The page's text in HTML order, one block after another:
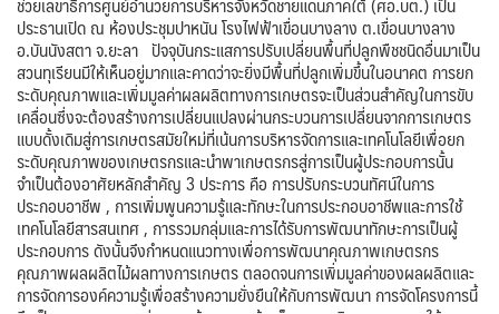
ประธานเปิด ณ ห้องประชุมปาหนัน โรงไฟฟ้าเขื่อนบางลาง ต.เขื่อนบางลาง
อ.บันนังสตา จ.ยะลา ปัจจุบันกระแสการปรับเปลี่ยนพื้นที่ปลูกพืชชนิดอื่นมาเป็น
สวนทุเรียนมีให้เห็นอยู่มากและคาดว่าจะยิ่งมีพื้นที่ปลูกเพิ่มขึ้นในอนาคต การยก
ระดับคุณภาพและเพิ่มมูลค่าผลผลิตทางการเกษตรจะเป็นส่วนสำคัญในการขับ
เคลื่อนซึ่งจะต้องสร้างการเปลี่ยนแปลงผ่านกระบวนการเปลี่ยนจากการเกษตร
แบบดั้งเดิมสู่การเกษตรสมัยใหม่ที่เน้นการบริหารจัดการและเทคโนโลยีเพื่อยก
ระดับคุณภาพของเกษตรกรและนำพาเกษตรกรสู่การเป็นผู้ประกอบการนั้น
จำเป็นต้องอาศัยหลักสำคัญ 3 ประการ คือ การปรับกระบวนทัศน์ในการ
ประกอบอาชีพ , การเพิ่มพูนความรู้และทักษะในการประกอบอาชีพและการใช้
เทคโนโลยีสารสนเทศ , การรวมกลุ่มและการได้รับการพัฒนาทักษะการเป็นผู้
ประกอบการ ดังนั้นจึงกำหนดแนวทางเพื่อการพัฒนาคุณภาพเกษตรกร
คุณภาพผลผลิตไม้ผลทางการเกษตร ตลอดจนการเพิ่มมูลค่าของผลผลิตและ
การจัดการองค์ความรู้เพื่อสร้างความยั่งยืนให้กับการพัฒนา การจัดโครงการนี้